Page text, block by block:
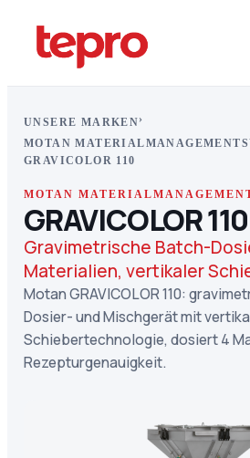
UNSERE MARKEN›
MOTAN
GRAVICOLOR 110
MOTAN
GRAVICOLOR 110
Gravimetrische Batch-
Materialien, vertikaler
Motan GRAVICOLOR 110:
Dosier- und Mischgerät mit
Schiebertechnologie, dosiert 4
Rezepturgenauigkeit.